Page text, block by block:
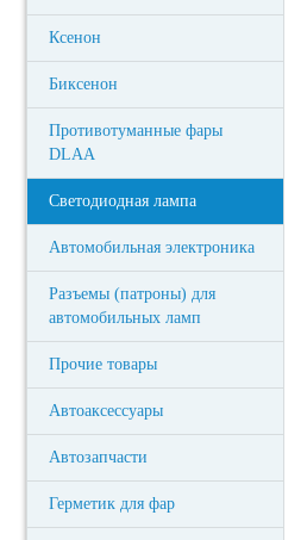
Ксенон
Биксенон
Противотуманные фары
DLAA
Светодиодная лампа
Автомобильная электроника
Разъемы (патроны) для
автомобильных ламп
Прочие товары
Автоаксессуары
Автозапчасти
Герметик для фар